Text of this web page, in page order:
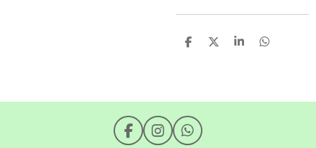
D
D
S
D
F
I
W